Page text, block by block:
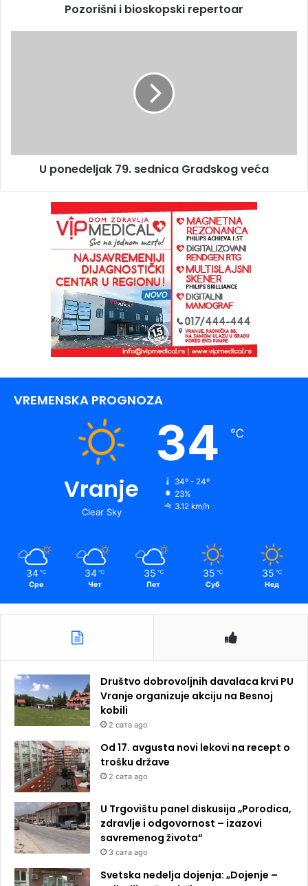
Pozorišni i bioskopski repertoar
U ponedeljak 79. sednica Gradskog veća
VREMENSKA PROGNOZA
Vranje
Clear Sky
34 ℃
34º - 24º
23%
3.12 km/h
34 ℃
Сре
34 ℃
Чет
35 ℃
Пет
35 ℃
Суб
35 ℃
Нед
Društvo dobrovoljnih davalaca krvi PU
Vranje organizuje akciju na Besnoj
kobili
2 сата ago
Od 17. avgusta novi lekovi na recept o
trošku države
2 сата ago
U Trgovištu panel diskusija „Porodica,
zdravlje i odgovornost – izazovi
savremenog života“
3 сата ago
Svetska nedelja dojenja: „Dojenje –